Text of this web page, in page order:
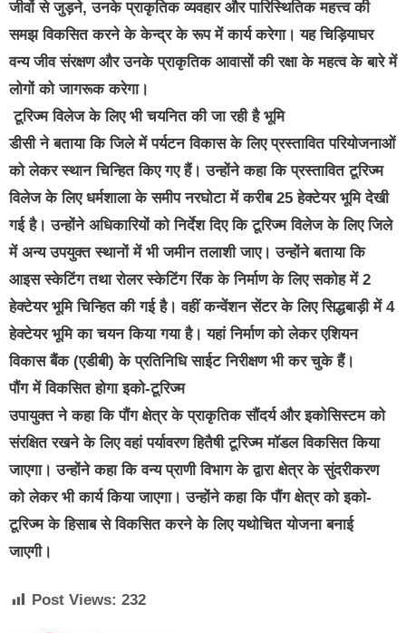
जीवों से जुड़ने, उनके प्राकृतिक व्यवहार और पारिस्थितिक महत्त्व की
समझ विकसित करने के केन्द्र के रूप में कार्य करेगा। यह चिड़ियाघर
वन्य जीव संरक्षण और उनके प्राकृतिक आवासों की रक्षा के महत्व के बारे में
लोगों को जागरूक करेगा।
टूरिज्म विलेज के लिए भी चयनित की जा रही है भूमि
डीसी ने बताया कि जिले में पर्यटन विकास के लिए प्रस्तावित परियोजनाओं
को लेकर स्थान चिन्हित किए गए हैं। उन्होंने कहा कि प्रस्तावित टूरिज्म
विलेज के लिए धर्मशाला के समीप नरघोटा में करीब 25 हेक्टेयर भूमि देखी
गई है। उन्होंने अधिकारियों को निर्देश दिए कि टूरिज्म विलेज के लिए जिले
में अन्य उपयुक्त स्थानों में भी जमीन तलाशी जाए। उन्होंने बताया कि
आइस स्केटिंग तथा रोलर स्केटिंग रिंक के निर्माण के लिए सकोह में 2
हेक्टेयर भूमि चिन्हित की गई है। वहीं कन्वेंशन सेंटर के लिए सिद्धबाड़ी में 4
हेक्टेयर भूमि का चयन किया गया है। यहां निर्माण को लेकर एशियन
विकास बैंक (एडीबी) के प्रतिनिधि साईट निरीक्षण भी कर चुके हैं।
पौंग में विकसित होगा इको-टूरिज्म
उपायुक्त ने कहा कि पौंग क्षेत्र के प्राकृतिक सौंदर्य और इकोसिस्टम को
संरक्षित रखने के लिए वहां पर्यावरण हितैषी टूरिज्म मॉडल विकसित किया
जाएगा। उन्होंने कहा कि वन्य प्राणी विभाग के द्वारा क्षेत्र के सुंदरीकरण
को लेकर भी कार्य किया जाएगा। उन्होंने कहा कि पौंग क्षेत्र को इको-
टूरिज्म के हिसाब से विकसित करने के लिए यथोचित योजना बनाई
जाएगी।
Post Views: 232